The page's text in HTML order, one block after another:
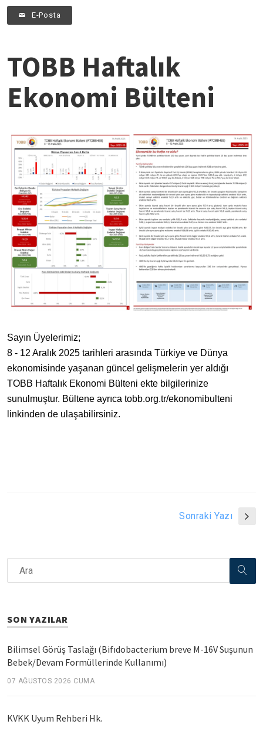
E-Posta
TOBB Haftalık
Ekonomi Bülteni
Sayın Üyelerimiz;
8 - 12 Aralık 2025 tarihleri arasında Türkiye ve Dünya
ekonomisinde yaşanan güncel gelişmelerin yer aldığı
TOBB Haftalık Ekonomi Bülteni ekte bilgilerinize
sunulmuştur. Bültene ayrıca tobb.org.tr/ekonomibulteni
linkinden de ulaşabilirsiniz.
Sonraki Yazı
SON YAZILAR
Bilimsel Görüş Taslağı (Bifıdobacterium breve M-16V Suşunun
Bebek/Devam Formüllerinde Kullanımı)
07 AĞUSTOS 2026 CUMA
KVKK Uyum Rehberi Hk.